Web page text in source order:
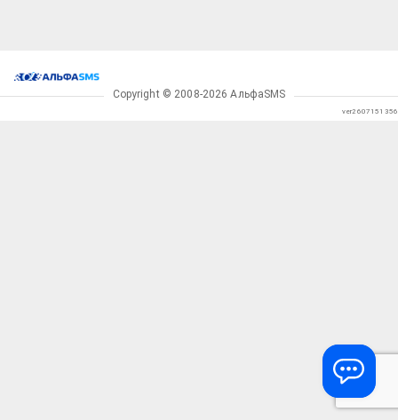
Copyright © 2008-2026 АльфаSMS
ver2607151356